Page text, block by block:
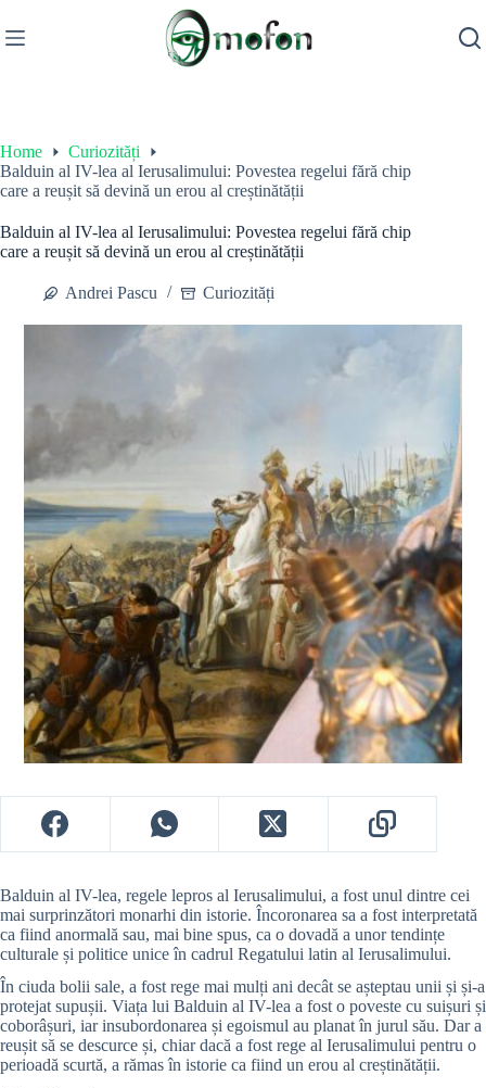
to
content
Home
Curiozități
Balduin al IV-lea al Ierusalimului: Povestea regelui fără chip
care a reușit să devină un erou al creștinătății
Balduin al IV-lea al Ierusalimului: Povestea regelui fără chip
care a reușit să devină un erou al creștinătății
Andrei Pascu Curiozități
Balduin al IV-lea, regele lepros al Ierusalimului, a fost unul dintre cei
mai surprinzători monarhi din istorie. Încoronarea sa a fost interpretată
ca fiind anormală sau, mai bine spus, ca o dovadă a unor tendințe
culturale și politice unice în cadrul Regatului latin al Ierusalimului.
În ciuda bolii sale, a fost rege mai mulți ani decât se așteptau unii și și-a
protejat supușii. Viața lui Balduin al IV-lea a fost o poveste cu suișuri și
coborâșuri, iar insubordonarea și egoismul au planat în jurul său. Dar a
reușit să se descurce și, chiar dacă a fost rege al Ierusalimului pentru o
perioadă scurtă, a rămas în istorie ca fiind un erou al creștinătății.